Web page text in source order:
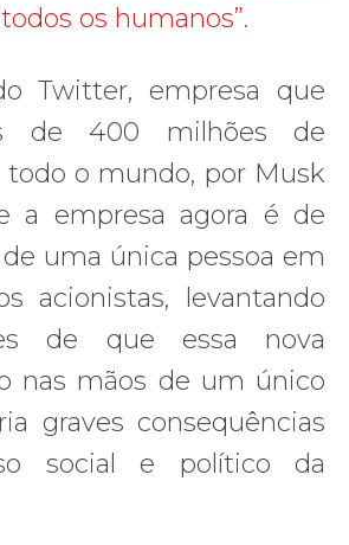
os humanos”.
Twitter, empresa que
de 400 milhões de
todo o mundo, por Musk
a empresa agora é de
uma única pessoa em
acionistas, levantando
de que essa nova
nas mãos de um único
graves consequências
social e político da